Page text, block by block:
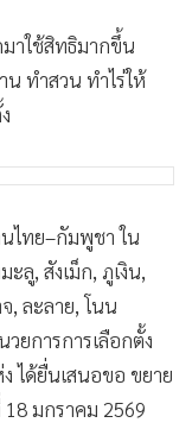
าใช้สิทธิมากขึ้น
น ทำสวน ทำไร่ให้
ไทย–กัมพูชา ใน
ลู, สังเม็ก, ภูเงิน,
, ละลาย, โนน
ยการการเลือกตั้ง
ได้ยื่นเสนอขอ ขยาย
มกราคม 2569